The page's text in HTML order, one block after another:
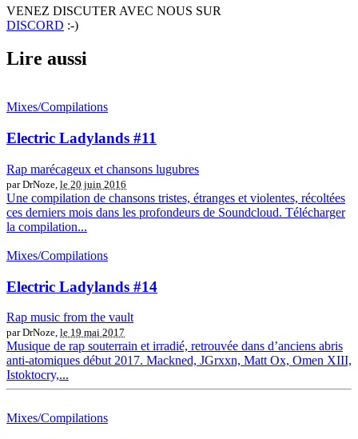
VENEZ DISCUTER AVEC NOUS SUR
DISCORD :-)
Lire aussi
Mixes/Compilations
Electric Ladylands #11
Rap marécageux et chansons lugubres
par DrNoze, le 20 juin 2016
Une compilation de chansons tristes, étranges et violentes, récoltées
ces derniers mois dans les profondeurs de Soundcloud. Télécharger
la compilation...
Mixes/Compilations
Electric Ladylands #14
Rap music from the vault
par DrNoze, le 19 mai 2017
Musique de rap souterrain et irradié, retrouvée dans d’anciens abris
anti-atomiques début 2017. Mackned, JGrxxn, Matt Ox, Omen XIII,
Istoktocry,...
Mixes/Compilations